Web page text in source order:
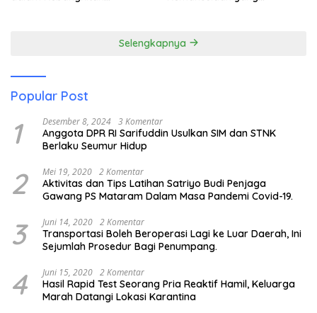
Selengkapnya
Popular Post
1 Desember 8, 2024 3 Komentar
Anggota DPR RI Sarifuddin Usulkan SIM dan STNK
Berlaku Seumur Hidup
2 Mei 19, 2020 2 Komentar
Aktivitas dan Tips Latihan Satriyo Budi Penjaga
Gawang PS Mataram Dalam Masa Pandemi Covid-19.
3 Juni 14, 2020 2 Komentar
Transportasi Boleh Beroperasi Lagi ke Luar Daerah, Ini
Sejumlah Prosedur Bagi Penumpang.
4 Juni 15, 2020 2 Komentar
Hasil Rapid Test Seorang Pria Reaktif Hamil, Keluarga
Marah Datangi Lokasi Karantina